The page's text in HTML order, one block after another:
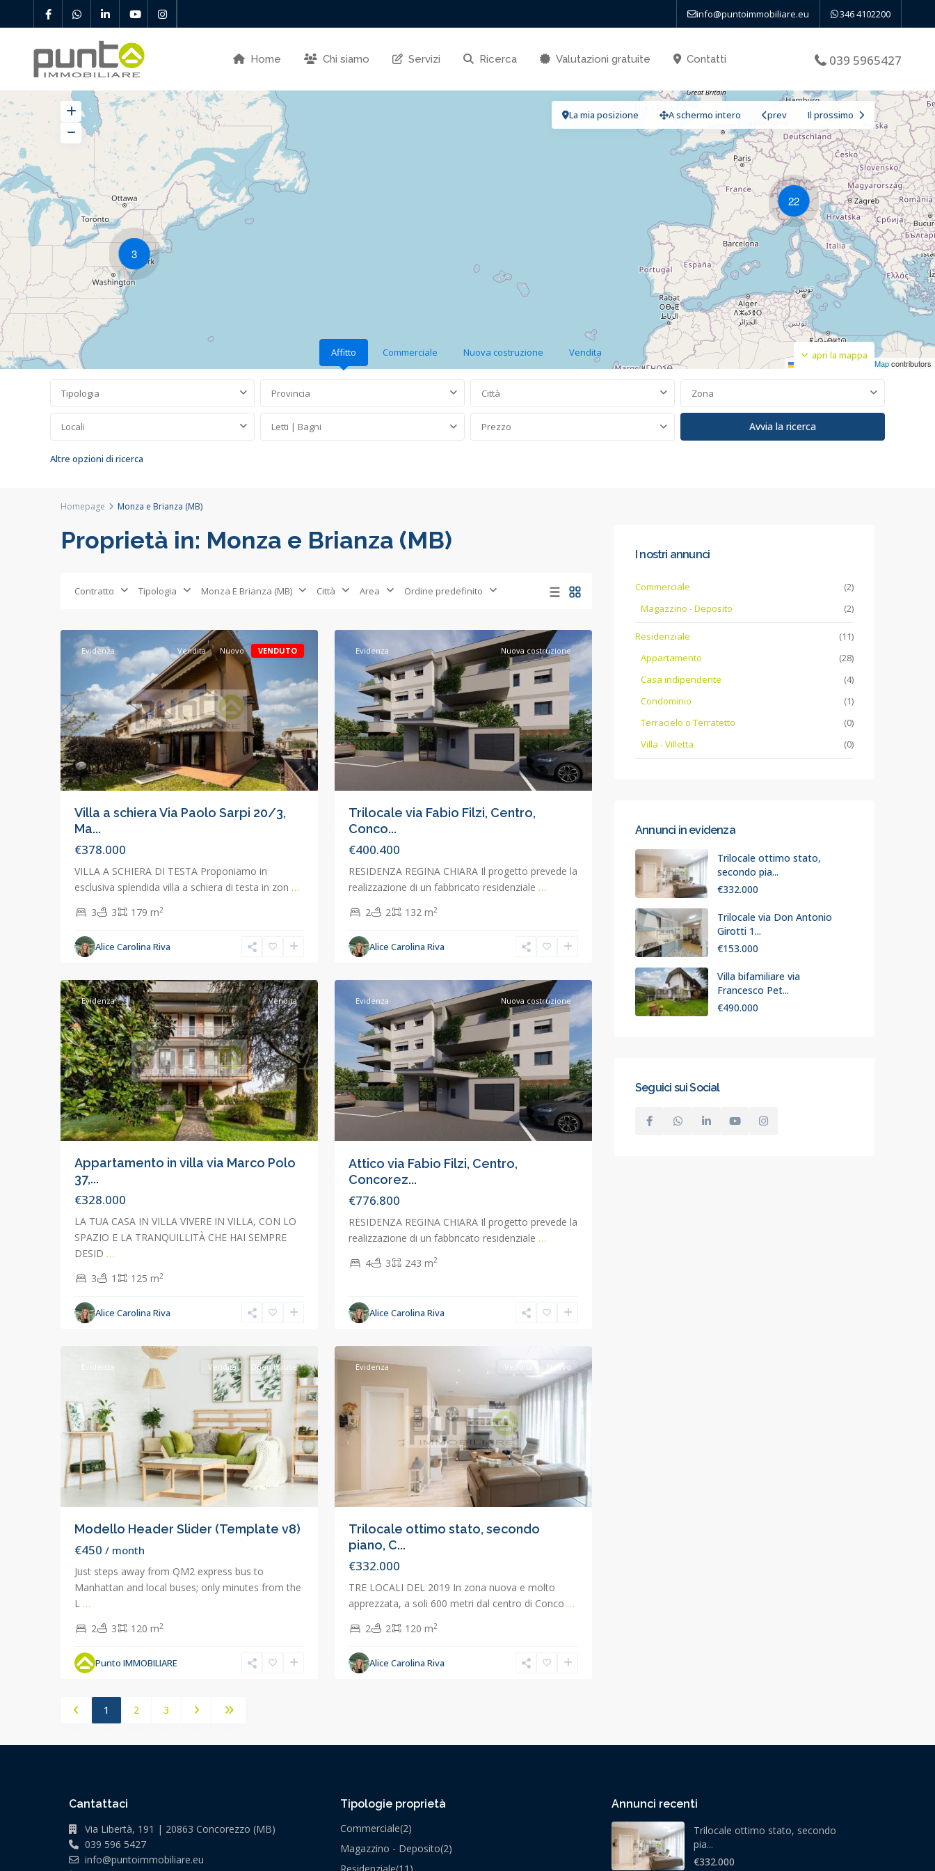
info@puntoimmobiliare.eu 346 4102200
Home Chi siamo Servizi Ricerca Valutazioni gratuite Contatti 039 5965427
3
22
Leaflet OpenStreetMapcontributors
apri la mappa
La mia posizione A schermo intero prev Il prossimo
Affitto Commerciale Nuova costruzione Vendita
Tipologia Provincia Città Zona
Locali Letti | Bagni Prezzo
Altre opzioni di ricerca
Homepage Monza e Brianza (MB)
Proprietà in: Monza e Brianza (MB)
Contratto Tipologia Monza E Brianza (MB) Città Area Ordine predefinito
Evidenza Vendita Nuovo VENDUTO
Villa a schiera Via Paolo Sarpi 20/3,
Ma...
€378.000
VILLA A SCHIERA DI TESTA Proponiamo in
esclusiva splendida villa a schiera di testa in zon …
3
3 179 m2
Alice Carolina Riva
Evidenza Nuova costruzione
Trilocale via Fabio Filzi, Centro,
Conco...
€400.400
RESIDENZA REGINA CHIARA Il progetto prevede la
realizzazione di un fabbricato residenziale …
2
2 132 m2
Alice Carolina Riva
Concorezzo,
Evidenza Vendita
Appartamento in villa via Marco Polo
37,...
€328.000
LA TUA CASA IN VILLA VIVERE IN VILLA, CON LO
SPAZIO E LA TRANQUILLITÀ CHE HAI SEMPRE
DESID …
3
1 125 m2
Alice Carolina Riva
Concorezzo,
Evidenza Nuova costruzione
Attico via Fabio Filzi, Centro,
Concorez...
€776.800
RESIDENZA REGINA CHIARA Il progetto prevede la
realizzazione di un fabbricato residenziale …
4
3 243 m2
Alice Carolina Riva
Concorezzo,
Evidenza Vendita Open House
Modello Header Slider (Template v8)
€450 / month
Just steps away from QM2 express bus to
Manhattan and local buses; only minutes from the
L …
2
3 120 m2
Punto IMMOBILIARE
Concorezzo,
Evidenza Vendita Nuovo
Trilocale ottimo stato, secondo
piano, C...
€332.000
TRE LOCALI DEL 2019 In zona nuova e molto
apprezzata, a soli 600 metri dal centro di Conco …
2
2 120 m2
Alice Carolina Riva
1 2 3
I nostri annunci
Commerciale
(2)
Magazzino - Deposito
(2)
Residenziale
(11)
Appartamento
(28)
Casa indipendente
(4)
Condominio
(1)
Terracielo o Terratetto
(0)
Villa - Villetta
(0)
Annunci in evidenza
Trilocale ottimo stato,
secondo pia...
€332.000
Trilocale via Don Antonio
Girotti 1...
€153.000
Villa bifamiliare via
Francesco Pet...
€490.000
Seguici sui Social
Cantattaci
Via Libertà, 191 | 20863 Concorezzo (MB)
039 596 5427
info@puntoimmobiliare.eu
Tipologie proprietà
Commerciale(2)
Magazzino - Deposito(2)
Annunci recenti
Trilocale ottimo stato, secondo
pia...
€332.000